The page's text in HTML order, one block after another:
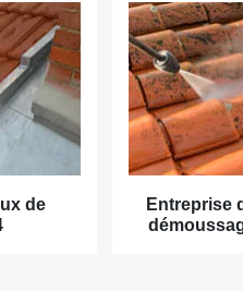
de
Entreprise